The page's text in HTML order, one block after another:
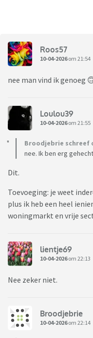
Roos57
10-04-2026om 21:54
nee man vind ik genoeg
Loulou39
10-04-2026om 21:55
Broodjebrie schreef
nee. Ik ben erg
Dit.
Toevoeging: je weet
plus ik heb een heel
woningmarkt en vrije
lientje69
10-04-2026om 22:13
Nee zeker niet.
Broodjebrie
10-04-2026om 22:14